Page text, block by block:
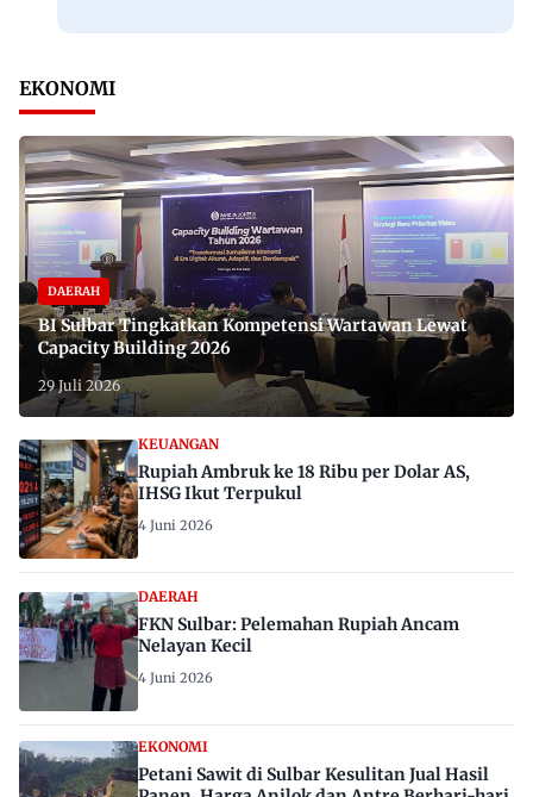
EKONOMI
DAERAH
BI Sulbar Tingkatkan Kompetensi Wartawan Lewat
Capacity Building 2026
29 Juli 2026
KEUANGAN
Rupiah Ambruk ke 18 Ribu per Dolar AS,
IHSG Ikut Terpukul
4 Juni 2026
DAERAH
FKN Sulbar: Pelemahan Rupiah Ancam
Nelayan Kecil
4 Juni 2026
EKONOMI
Petani Sawit di Sulbar Kesulitan Jual Hasil